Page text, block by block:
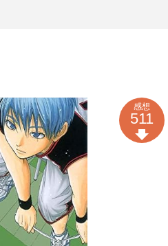
感想
511